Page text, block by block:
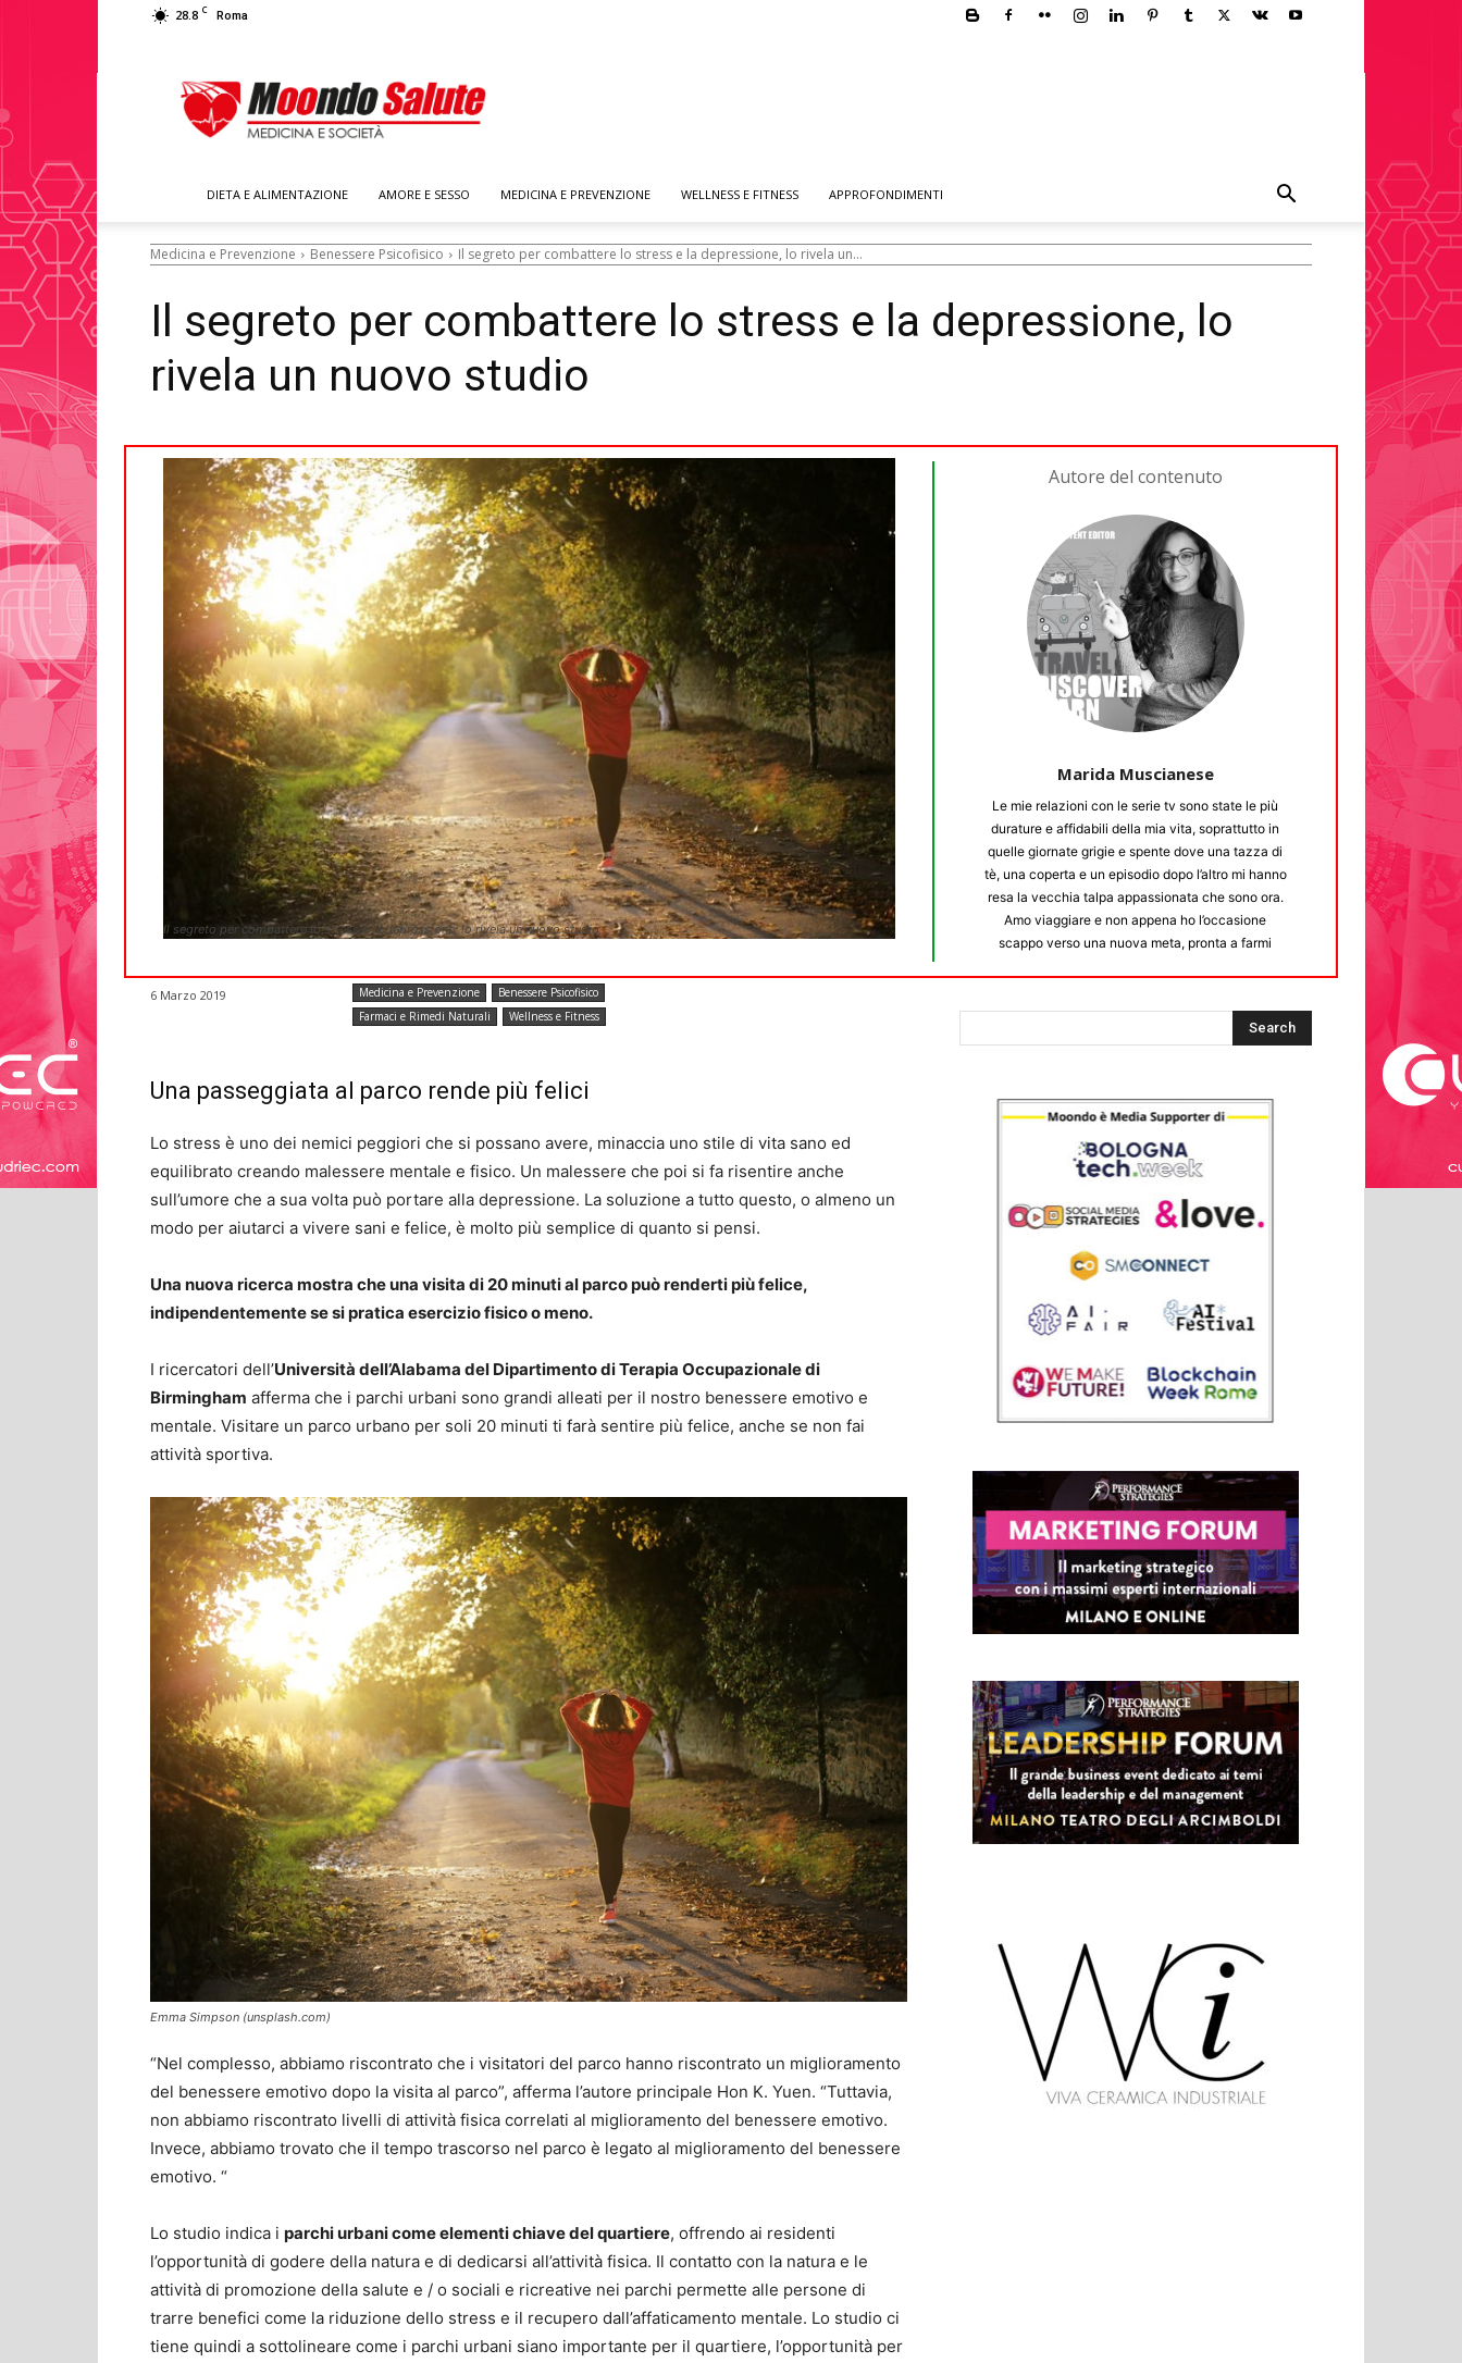
28.8 C Roma
Salute
DIETA E ALIMENTAZIONE AMORE E SESSO MEDICINA E PREVENZIONE WELLNESS E FITNESS APPROFONDIMENTI
Medicina e Prevenzione Benessere Psicofisico Il segreto per combattere lo stress e la depressione, lo rivela un...
Il segreto per combattere lo stress e la depressione, lo
rivela un nuovo studio
Il segreto per combattere lo stress e la depressione, lo rivela un nuovo studio
Autore del contenuto
Marida Muscianese
Le mie relazioni con le serie tv sono state le più
durature e affidabili della mia vita, soprattutto in
quelle giornate grigie e spente dove una tazza di
tè, una coperta e un episodio dopo l’altro mi hanno
resa la vecchia talpa appassionata che sono ora.
Amo viaggiare e non appena ho l’occasione
scappo verso una nuova meta, pronta a farmi
6 Marzo 2019 Medicina e Prevenzione
Benessere Psicofisico
Farmaci e Rimedi Naturali
Wellness e Fitness
Una passeggiata al parco rende più felici
Lo stress è uno dei nemici peggiori che si possano avere, minaccia uno stile di vita sano ed
equilibrato creando malessere mentale e fisico. Un malessere che poi si fa risentire anche
sull’umore che a sua volta può portare alla depressione. La soluzione a tutto questo, o almeno un
modo per aiutarci a vivere sani e felice, è molto più semplice di quanto si pensi.
Una nuova ricerca mostra che una visita di 20 minuti al parco può renderti più felice,
indipendentemente se si pratica esercizio fisico o meno.
I ricercatori dell’Università dell’Alabama del Dipartimento di Terapia Occupazionale di
Birmingham afferma che i parchi urbani sono grandi alleati per il nostro benessere emotivo e
mentale. Visitare un parco urbano per soli 20 minuti ti farà sentire più felice, anche se non fai
attività sportiva.
Emma Simpson (unsplash.com)
“Nel complesso, abbiamo riscontrato che i visitatori del parco hanno riscontrato un miglioramento
del benessere emotivo dopo la visita al parco”, afferma l’autore principale Hon K. Yuen. “Tuttavia,
non abbiamo riscontrato livelli di attività fisica correlati al miglioramento del benessere emotivo.
Invece, abbiamo trovato che il tempo trascorso nel parco è legato al miglioramento del benessere
emotivo. “
Lo studio indica i parchi urbani come elementi chiave del quartiere, offrendo ai residenti
l’opportunità di godere della natura e di dedicarsi all’attività fisica. Il contatto con la natura e le
attività di promozione della salute e / o sociali e ricreative nei parchi permette alle persone di
trarre benefici come la riduzione dello stress e il recupero dall’affaticamento mentale. Lo studio ci
tiene quindi a sottolineare come i parchi urbani siano importante per il quartiere, l’opportunità per